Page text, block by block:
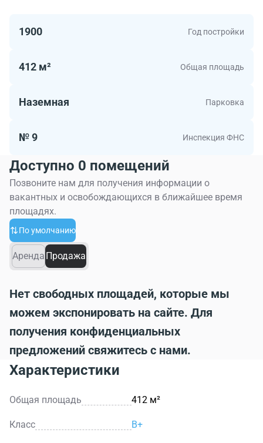
1900 Год постройки
412 м² Общая площадь
Наземная Парковка
№ 9 Инспекция ФНС
Доступно 0 помещений
Позвоните нам для получения информации о
вакантных и освобождающихся в ближайшее время
площадях.
По умолчанию
Аренда Продажа
Нет свободных площадей, которые мы
можем экспонировать на сайте. Для
получения конфиденциальных
предложений свяжитесь с нами.
Характеристики
Общая площадь 412 м²
Класс B+